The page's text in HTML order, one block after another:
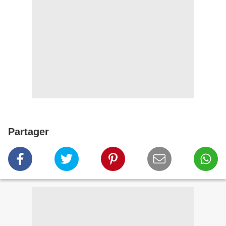
Partager